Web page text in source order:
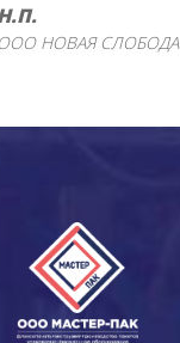
ООО НОВАЯ СЛОБОДА